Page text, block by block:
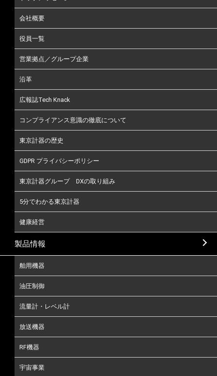
会社概要
役員一覧
営業拠点／グループ企業
沿革
広報誌Tech Knack
コンプライアンス意識の徹底について
東京計器の歴史
GDPR プライバシーポリシー
東京計器グループ DXの取り組み
5分でわかる東京計器
健康経営
製品情報
舶用機器
油圧制御
流量計・レベル計
放送機器
RF機器
宇宙事業